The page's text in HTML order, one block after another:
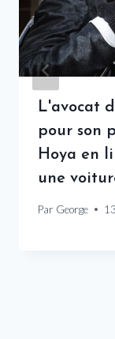
L'avocat
pour son
Hoya en
une
Par George